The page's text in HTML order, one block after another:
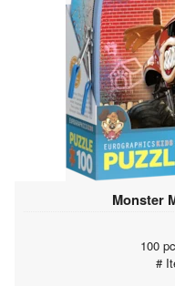
Monster
100
#